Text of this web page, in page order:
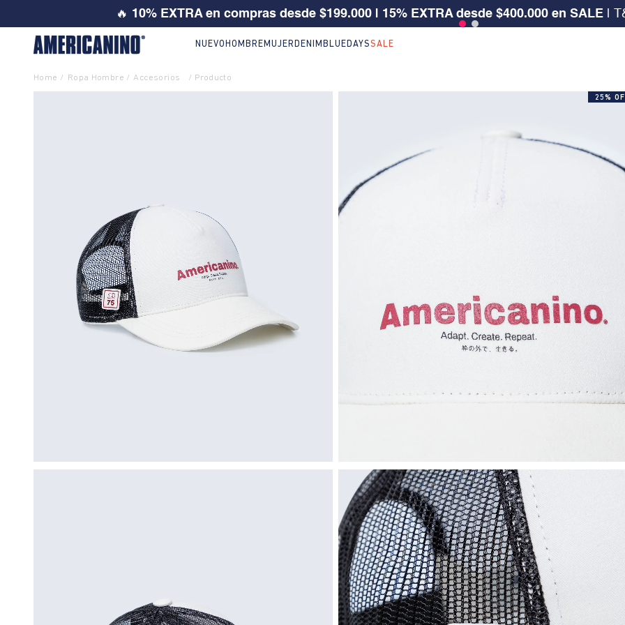
25% ó 35%OFF en ref. seleccionadas de NEW ARRIVALS |
NUEVO HOMBRE MUJER DENIM BLUEDAYSSALE
Ropa Hombre Accesorios
25%